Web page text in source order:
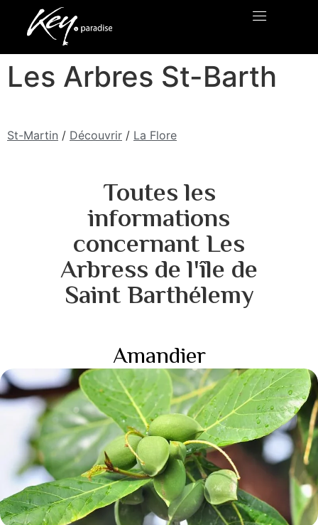
Les Arbres St-Barth
St-Martin / Découvrir / La Flore
Toutes les
informations
concernant Les
Arbress de l'île de
Saint Barthélemy
Amandier